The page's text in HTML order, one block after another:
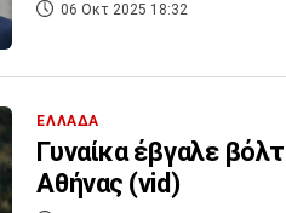
06 Οκτ 2025 18:32
ΕΛΛΑΔΑ
Γυναίκα έβγαλε
Αθήνας (vid)